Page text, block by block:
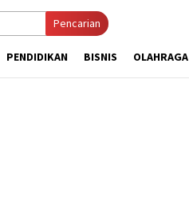
Pencarian
PENDIDIKAN BISNIS OLAHRAGA